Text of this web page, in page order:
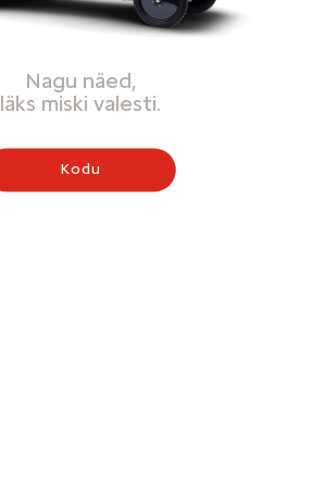
Nagu näed,
läks miski valesti.
Kodu